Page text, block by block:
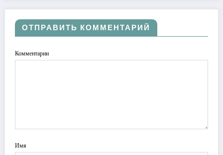
ОТПРАВИТЬ КОММЕНТАРИЙ
Комментарии
Имя